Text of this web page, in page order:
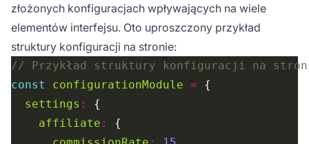
złożonych konfiguracjach wpływających na wiele
elementów interfejsu. Oto uproszczony przykład
struktury konfiguracji na stronie:
const configurationModule =
settings :
affiliate :